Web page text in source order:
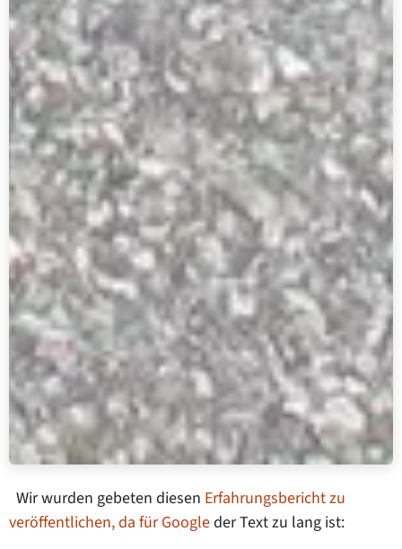
Wir wurden gebeten diesen Erfahrungsbericht zu
veröffentlichen, da für Googleder Text zu lang ist: